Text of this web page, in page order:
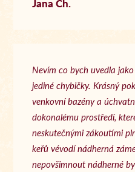
Jana Ch.
Nevím co bych uvedla
jediné chybičky. Krásný
venkovní bazény a
dokonalému prostředí,
neskutečnými zákoutími
keřů vévodí nádherná
nepovšimnout nádherné